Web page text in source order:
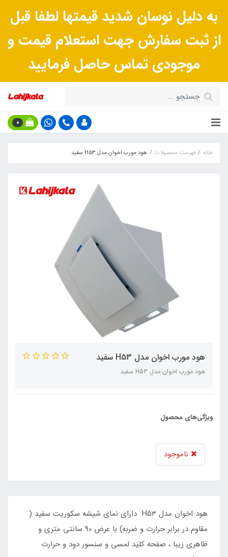
به دلیل نوسان شدید قیمتها لطفا قبل
از ثبت سفارش جهت استعلام قیمت و
موجودی تماس حاصل فرمایید
0
خانه فهرست محصولات هود مورب اخوان مدل H53 سفید
هود مورب اخوان مدل H53 سفید
هود مورب اخوان مدل H53 سفید
ویژگی‌های محصول
ناموجود
هود اخوان مدل H53 دارای نمای شیشه سکوریت سفید (
مقاوم در برابر حرارت و ضربه) با عرض 90 سانتی متری و
ظاهری زیبا ، صفحه کلید لمسی و سنسور دود و حرارت